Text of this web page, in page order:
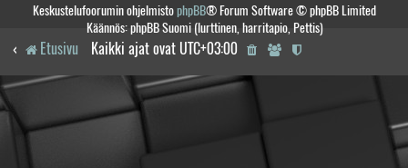
Keskustelufoorumin ohjelmistophpBB® Forum Software © phpBB Limited
Käännös: phpBB Suomi (lurttinen, harritapio, Pettis)
Etusivu Kaikki ajat ovat UTC+03:00